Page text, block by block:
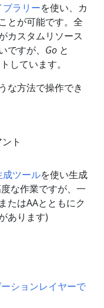
ブラリーを使い、カ
とが可能です。全
カスタムリソース
すが、 Go と
しています。
な方法で操作でき
ト
ツールを使い生成
な作業ですが、一
たはAAとともにク
あります)
ションレイヤーで